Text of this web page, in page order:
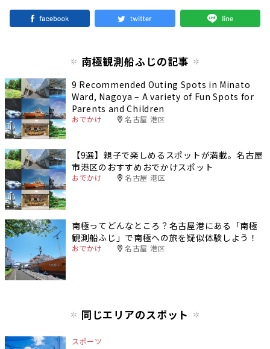
南極観測船ふじの記事
9 Recommended Outing Spots in Minato
Ward, Nagoya – A variety of Fun Spots for
Parents and Children
おでかけ 名古屋 港区
【9選】親子で楽しめるスポットが満載。名古屋
市港区のおすすめおでかけスポット
おでかけ 名古屋 港区
南極ってどんなところ？名古屋港にある「南極
観測船ふじ」で南極への旅を疑似体験しよう！
おでかけ 名古屋 港区
同じエリアのスポット
スポーツ